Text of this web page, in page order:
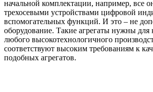
начальной комплектации, например, все
трехосевыми устройствами цифровой
вспомогательных функций. И это – не
оборудование. Такие агрегаты нужны для
любого высокотехнологичного
соответствуют высоким требованиям к
подобных агрегатов.